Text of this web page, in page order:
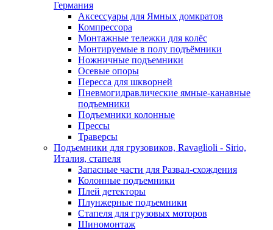
Германия
Аксессуары для Ямных домкратов
Компрессора
Монтажные тележки для колёс
Монтируемые в полу подъёмники
Ножничные подъемники
Осевые опоры
Пересса для шкворней
Пневмогидравлические ямные-канавные
подъемники
Подъемники колонные
Прессы
Траверсы
Подъемники для грузовиков, Ravaglioli - Sirio,
Италия, стапеля
Запасные части для Развал-схождения
Колонные подъемники
Плей детекторы
Плунжерные подъемники
Стапеля для грузовых моторов
Шиномонтаж